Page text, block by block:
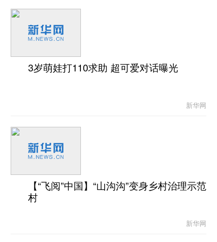
3岁萌娃打110求助 超可爱对话曝光
新华网
【“飞阅”中国】“山沟沟”变身乡村治理示范
村
新华网